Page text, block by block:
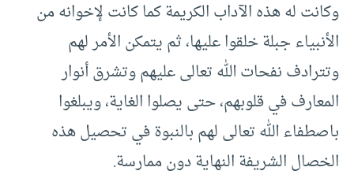
وكانت له هذه الآداب الكريمة كما كانت لإخوانه من
الأنبياء جبلة خلقوا عليها، ثم يتمكن الأمر لهم
وتترادف نفحات الله تعالى عليهم وتشرق أنوار
المعارف في قلوبهم، حتى يصلوا الغاية، ويبلغوا
باصطفاء الله تعالى لهم بالنبوة في تحصيل هذه
الخصال الشريفة النهاية دون ممارسة.